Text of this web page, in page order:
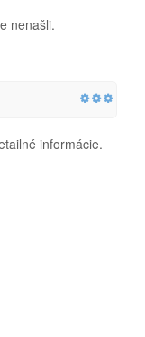
nenašli.
informácie.